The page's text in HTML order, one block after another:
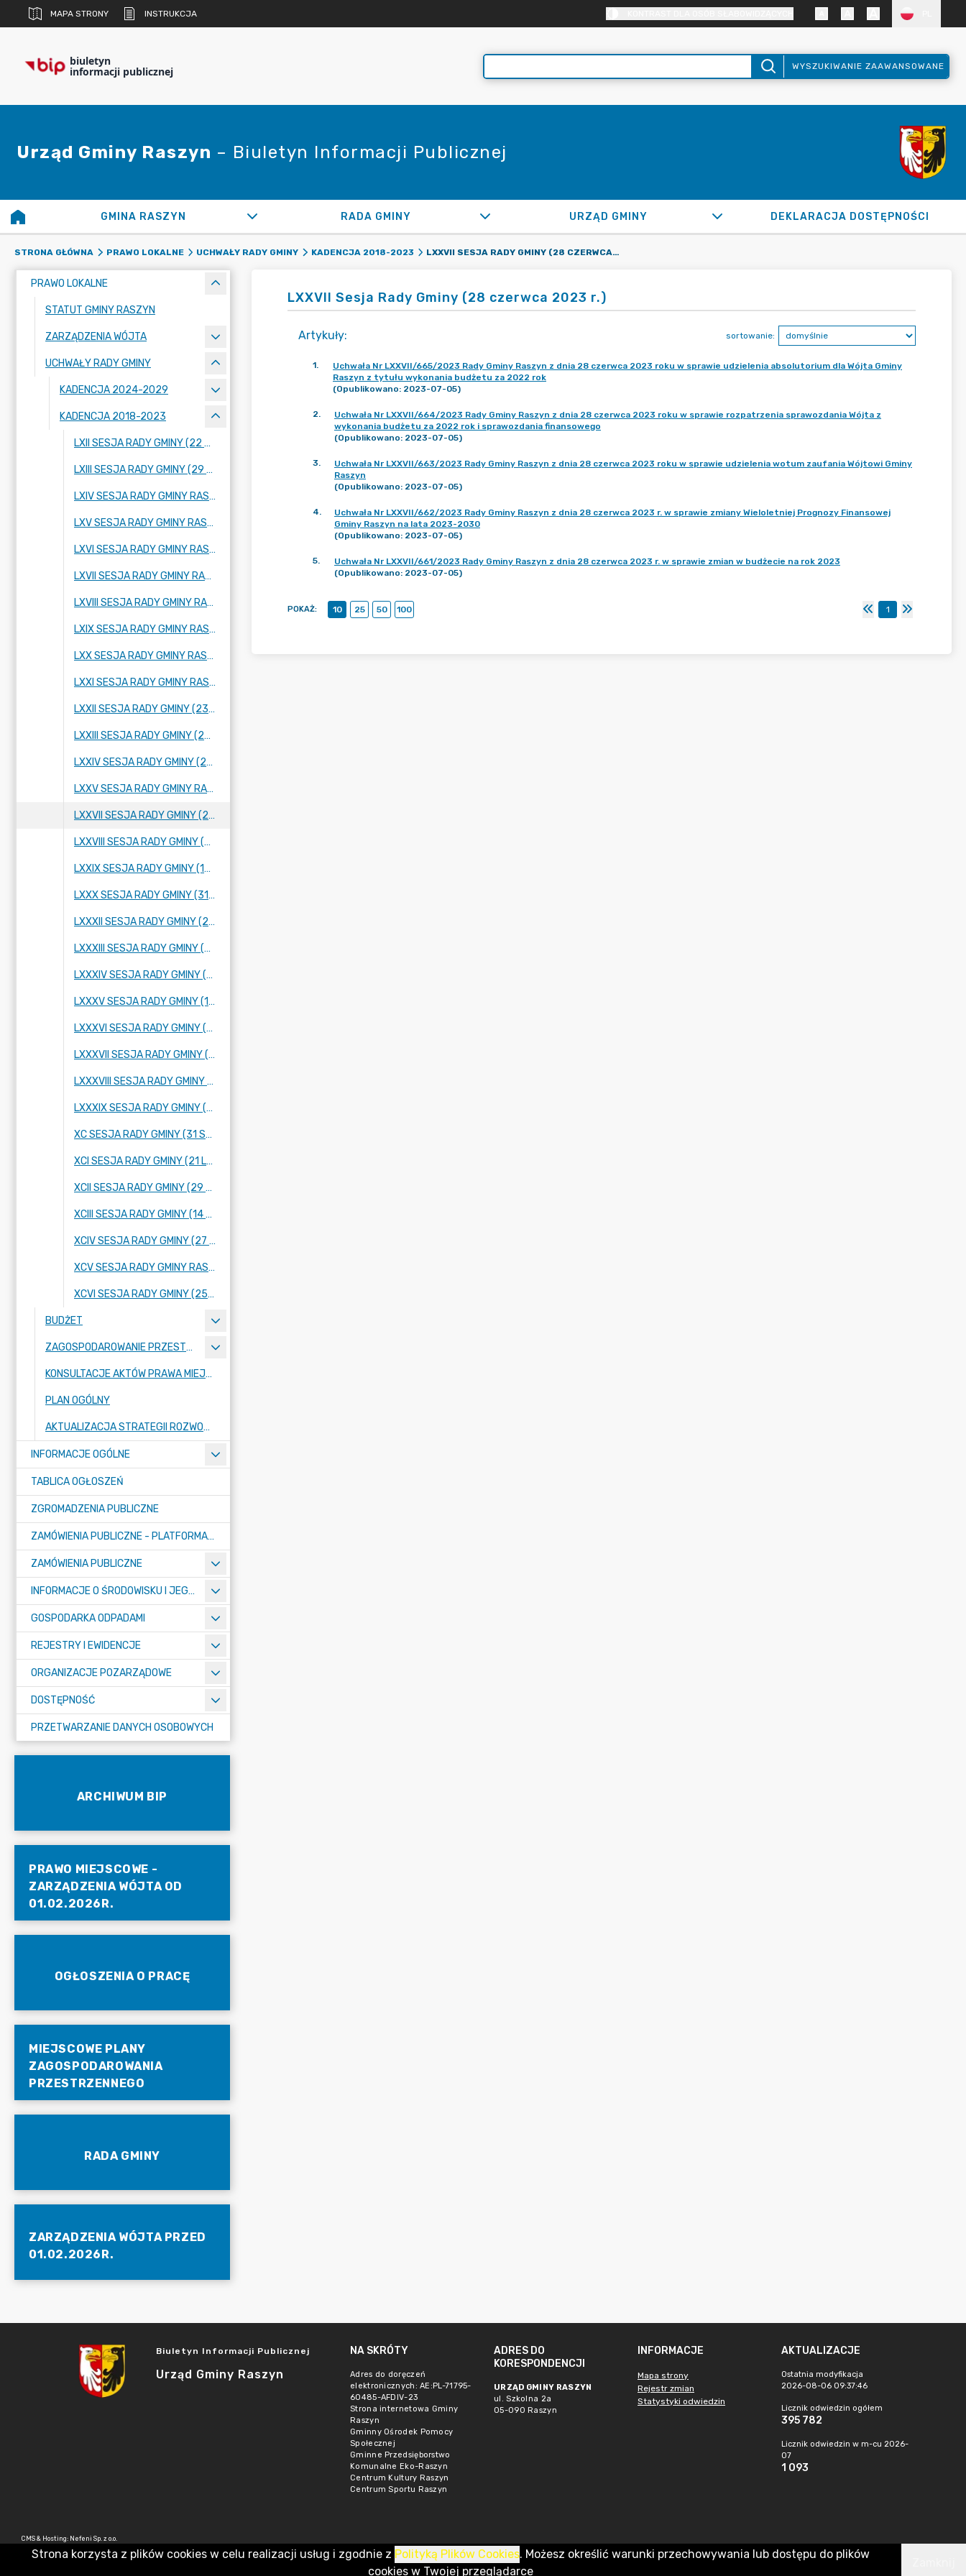
MAPA STRONY INSTRUKCJA
biuletyn
informacji publicznej WYSZUKIWANIE ZAAWANSOWANE
Urząd Gminy Raszyn – Biuletyn Informacji Publicznej
GMINA RASZYN RADA GMINY URZĄD GMINY DEKLARACJA DOSTĘPNOŚCI
STRONA GŁÓWNA PRAWO LOKALNE UCHWAŁY RADY GMINY KADENCJA 2018-2023 LXXVII SESJA RADY GMINY (28 CZERWCA 2023 R.)
PRAWO LOKALNE
STATUT GMINY RASZYN
ZARZĄDZENIA WÓJTA
UCHWAŁY RADY GMINY
KADENCJA 2024-2029
KADENCJA 2018-2023
LXII SESJA RADY GMINY (22 WRZEŚNIA 2022 ROKU)
LXIII SESJA RADY GMINY (29 WRZEŚNIA 2022 ROKU)
LXIV SESJA RADY GMINY RASZYN (20 PAŹDZIERNIKA 2022 ROKU)
LXV SESJA RADY GMINY RASZYN (17 LISTOPADA 2022 ROKU)
LXVI SESJA RADY GMINY RASZYN (29 LISTOPADA 2022 ROKU)
LXVII SESJA RADY GMINY RASZYN (08 GRUDNIA 2022 ROKU)
LXVIII SESJA RADY GMINY RASZYN (21 GRUDNIA 2022 ROKU)
LXIX SESJA RADY GMINY RASZYN (29 GRUDNIA 2022 ROKU)
LXX SESJA RADY GMINY RASZYN (26 STYCZNIA 2023 R.)
LXXI SESJA RADY GMINY RASZYN (23 LUTEGO 2023 R.)
LXXII SESJA RADY GMINY (23 MARCA 2023 R.)
LXXIII SESJA RADY GMINY (27 KWIETNIA 2023 R.)
LXXIV SESJA RADY GMINY (25 MAJA 2023 R.)
LXXV SESJA RADY GMINY RASZYN (2 CZERWCA 2023 R.)
LXXVII SESJA RADY GMINY (28 CZERWCA 2023 R.)
LXXVIII SESJA RADY GMINY (06 LIPCA 2023 ROKU)
LXXIX SESJA RADY GMINY (10 SIERPNIA 2023 R.)
LXXX SESJA RADY GMINY (31 SIERPNIA 2023 R.)
LXXXII SESJA RADY GMINY (22 WRZEŚNIA 2023 R.)
LXXXIII SESJA RADY GMINY (29 WRZEŚNIA 2023 R.)
LXXXIV SESJA RADY GMINY (25 PAŹDZIERNIKA 2023 R.)
LXXXV SESJA RADY GMINY (16 LISTOPADA 2023 R.)
LXXXVI SESJA RADY GMINY (28 LISTOPADA 2023 R.)
LXXXVII SESJA RADY GMINY (14 GRUDNIA 2023 R.)
LXXXVIII SESJA RADY GMINY (21 GRUDNIA 2023 R.)
LXXXIX SESJA RADY GMINY (12 STYCZNIA 2024 R.)
XC SESJA RADY GMINY (31 STYCZNIA 2024 R.)
XCI SESJA RADY GMINY (21 LUTEGO 2024 R.)
XCII SESJA RADY GMINY (29 LUTEGO 2024 R.)
XCIII SESJA RADY GMINY (14 MARCA 2024 ROKU)
XCIV SESJA RADY GMINY (27 MARCA 2024 ROKU)
XCV SESJA RADY GMINY RASZYN (4 KWIETNIA 2024 ROKU)
XCVI SESJA RADY GMINY (25 KWIETNIA 2024 ROKU)
BUDŻET
ZAGOSPODAROWANIE PRZESTRZENNE
KONSULTACJE AKTÓW PRAWA MIEJSCOWEGO I INNYCH AKTÓW PRAWNYCH
PLAN OGÓLNY
AKTUALIZACJA STRATEGII ROZWOJU GMINY RASZYN
INFORMACJE OGÓLNE
TABLICA OGŁOSZEŃ
ZGROMADZENIA PUBLICZNE
ZAMÓWIENIA PUBLICZNE - PLATFORMA ZAKUPOWA (OD 01.05.2025R.)
ZAMÓWIENIA PUBLICZNE
INFORMACJE O ŚRODOWISKU I JEGO OCHRONIE
GOSPODARKA ODPADAMI
REJESTRY I EWIDENCJE
ORGANIZACJE POZARZĄDOWE
DOSTĘPNOŚĆ
PRZETWARZANIE DANYCH OSOBOWYCH
ARCHIWUM BIP
PRAWO MIEJSCOWE -
ZARZĄDZENIA WÓJTA OD
01.02.2026R.
OGŁOSZENIA O PRACĘ
MIEJSCOWE PLANY
ZAGOSPODAROWANIA
PRZESTRZENNEGO
RADA GMINY
ZARZĄDZENIA WÓJTA PRZED
01.02.2026R.
LXXVII Sesja Rady Gminy (28 czerwca 2023 r.)
Artykuły: sortowanie:
1.
Uchwała Nr LXXVII/665/2023 Rady Gminy Raszyn z dnia 28 czerwca 2023 roku w sprawie udzielenia absolutorium dla Wójta Gminy
Raszyn z tytułu wykonania budżetu za 2022 rok
(Opublikowano: 2023-07-05)
2.
Uchwała Nr LXXVII/664/2023 Rady Gminy Raszyn z dnia 28 czerwca 2023 roku w sprawie rozpatrzenia sprawozdania Wójta z
wykonania budżetu za 2022 rok i sprawozdania finansowego
(Opublikowano: 2023-07-05)
3.
Uchwała Nr LXXVII/663/2023 Rady Gminy Raszyn z dnia 28 czerwca 2023 roku w sprawie udzielenia wotum zaufania Wójtowi Gminy
Raszyn
(Opublikowano: 2023-07-05)
4.
Uchwała Nr LXXVII/662/2023 Rady Gminy Raszyn z dnia 28 czerwca 2023 r. w sprawie zmiany Wieloletniej Prognozy Finansowej
Gminy Raszyn na lata 2023-2030
(Opublikowano: 2023-07-05)
5.
Uchwała Nr LXXVII/661/2023 Rady Gminy Raszyn z dnia 28 czerwca 2023 r. w sprawie zmian w budżecie na rok 2023
(Opublikowano: 2023-07-05)
POKAŻ: 10 25 50 100 1
Biuletyn Informacji Publicznej
Urząd Gminy Raszyn
NA SKRÓTY
Adres do doręczeń
elektronicznych: AE:PL-71795-
60485-AFDIV-23
Strona internetowa Gminy
Raszyn
Gminny Ośrodek Pomocy
Społecznej
Gminne Przedsięborstwo
Komunalne Eko-Raszyn
Centrum Kultury Raszyn
Centrum Sportu Raszyn
ADRES DO
KORESPONDENCJI
URZĄD GMINY RASZYN
ul. Szkolna 2a
05-090 Raszyn
INFORMACJE
Mapa strony
Rejestr zmian
Statystyki odwiedzin
AKTUALIZACJE
Ostatnia modyfikacja
2026-08-06 09:37:46
Licznik odwiedzin ogółem
395 782
Licznik odwiedzin w m-cu 2026-
07
1 093
CMS & Hosting: Nefeni Sp. z o.o.
Strona korzysta z plików cookies w celu realizacji usług i zgodnie z Polityką Plików Cookies. Możesz określić warunki przechowywania lub dostępu do plików
cookies w Twojej przeglądarce